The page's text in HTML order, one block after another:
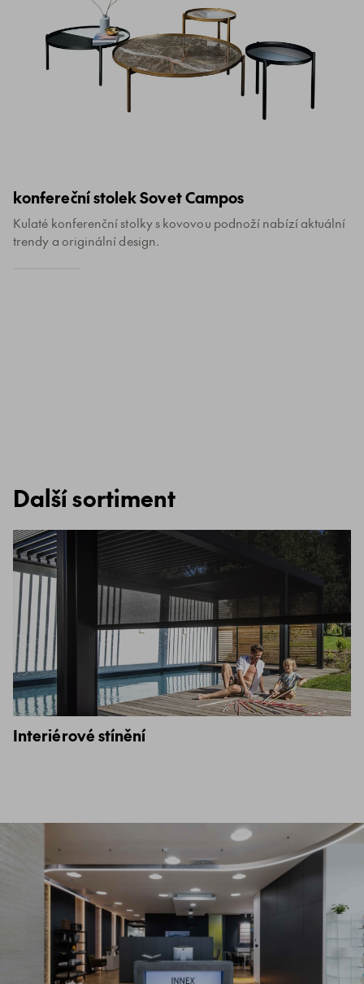
konfereční stolek Sovet Campos
Kulaté konferenční stolky s kovovou podnoží nabízí aktuální
trendy a originální design.
Další sortiment
Interiérové stínění